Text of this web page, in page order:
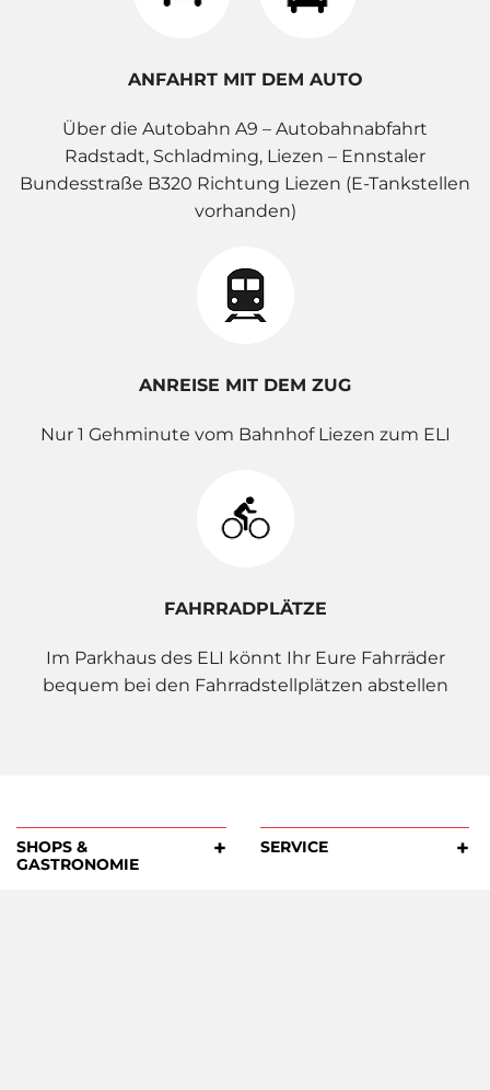
ANFAHRT MIT DEM AUTO
Über die Autobahn A9 – Autobahnabfahrt
Radstadt, Schladming, Liezen – Ennstaler
Bundesstraße B320 Richtung Liezen (E-Tankstellen
vorhanden)
ANREISE MIT DEM ZUG
Nur 1 Gehminute vom Bahnhof Liezen zum ELI
FAHRRADPLÄTZE
Im Parkhaus des ELI könnt Ihr Eure Fahrräder
bequem bei den Fahrradstellplätzen abstellen